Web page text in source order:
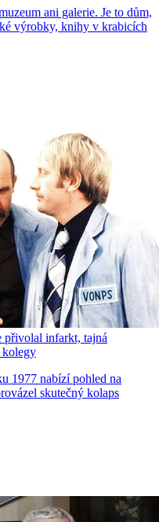
ani galerie. Je to dům,
výrobky, knihy v krabicích
přivolal infarkt, tajná
kolegy
1977 nabízí pohled na
skutečný kolaps